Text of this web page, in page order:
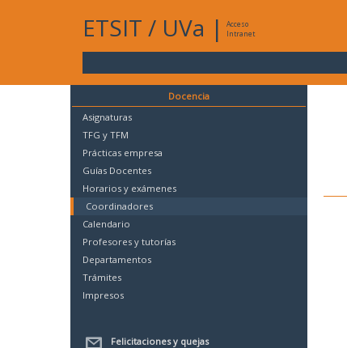
ETSIT / UVa |
Acceso
Intranet
Docencia
Asignaturas
TFG y TFM
Prácticas empresa
Guías Docentes
Horarios y exámenes
Coordinadores
Calendario
Profesores y tutorías
Departamentos
Trámites
Impresos
Felicitaciones y quejas